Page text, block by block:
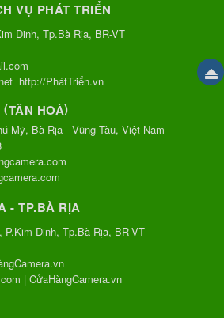
VỤ PHÁT TRIỂN
Dinh, Tp.Bà Rịa, BR-VT
http://PhátTriển.vn
(TÂN HOÀ)
Mỹ, Bà Rịa - Vũng Tàu, Việt Nam
- TP.BÀ RỊA
P.Kim Dinh, Tp.Bà Rịa, BR-VT
| CửaHàngCamera.vn